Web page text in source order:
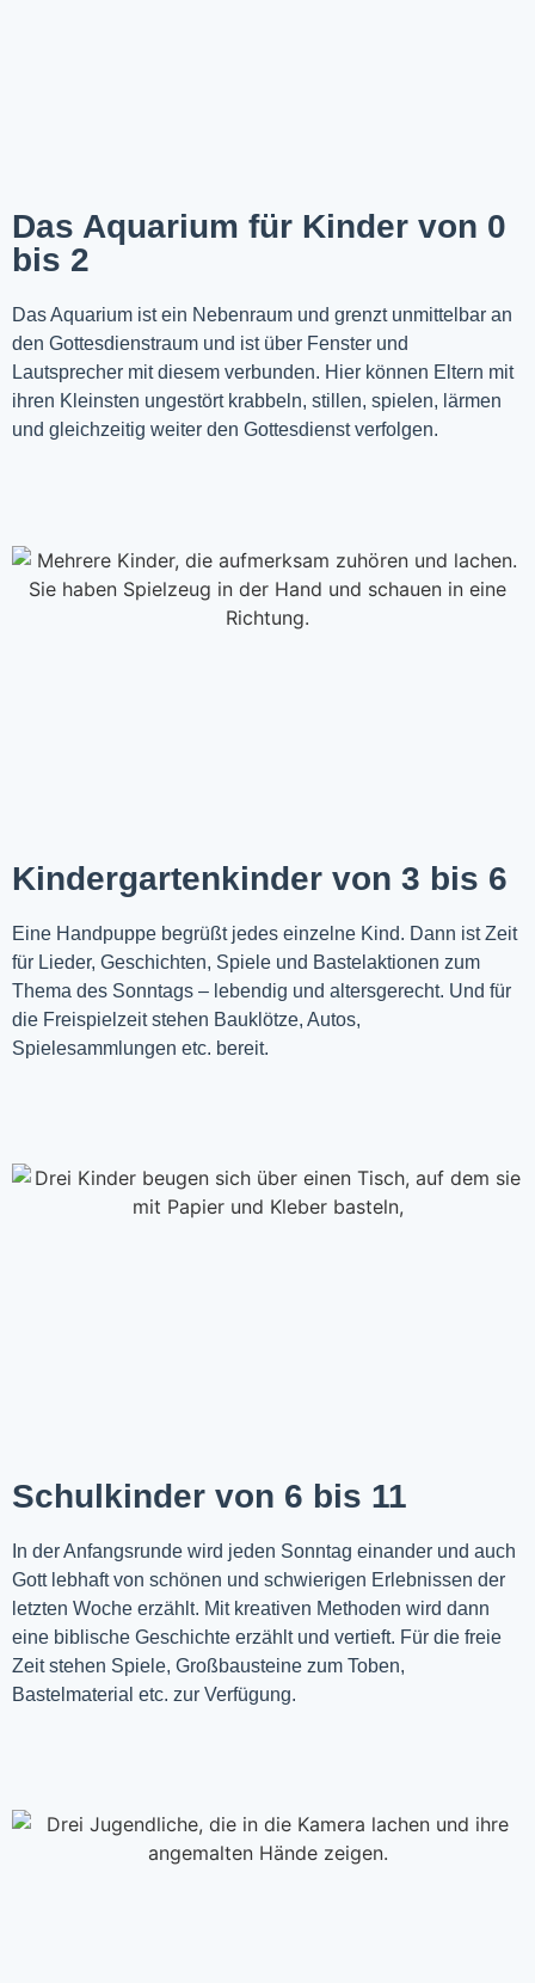
Das Aquarium für Kinder von 0
bis 2
Das Aquarium ist ein Nebenraum und grenzt unmittelbar an
den Gottesdienstraum und ist über Fenster und
Lautsprecher mit diesem verbunden. Hier können Eltern mit
ihren Kleinsten ungestört krabbeln, stillen, spielen, lärmen
und gleichzeitig weiter den Gottesdienst verfolgen.
Kindergartenkinder von 3 bis 6
Eine Handpuppe begrüßt jedes einzelne Kind. Dann ist Zeit
für Lieder, Geschichten, Spiele und Bastelaktionen zum
Thema des Sonntags – lebendig und altersgerecht. Und für
die Freispielzeit stehen Bauklötze, Autos,
Spielesammlungen etc. bereit.
Schulkinder von 6 bis 11
In der Anfangsrunde wird jeden Sonntag einander und auch
Gott lebhaft von schönen und schwierigen Erlebnissen der
letzten Woche erzählt. Mit kreativen Methoden wird dann
eine biblische Geschichte erzählt und vertieft. Für die freie
Zeit stehen Spiele, Großbausteine zum Toben,
Bastelmaterial etc. zur Verfügung.